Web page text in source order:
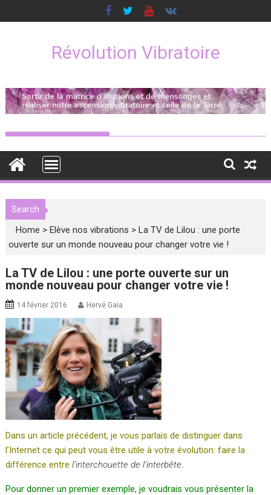
to
Révolution Vibratoire
Search
Home >Elève nos vibrations >La TV de Lilou : une porte
ouverte sur un monde nouveau pour changer votre vie !
La TV de Lilou : une porte ouverte sur un
monde nouveau pour changer votre vie !
14 février 2016 Hervé Gaïa
Dans un article précédent, je vous parlais de distinguer dans
l’Internet ce qui peut vous être utile à votre évolution: faire la
différence entre l’interchouette de l’interbête.
Pour donner un premier exemple, je voudrais vous présenter la